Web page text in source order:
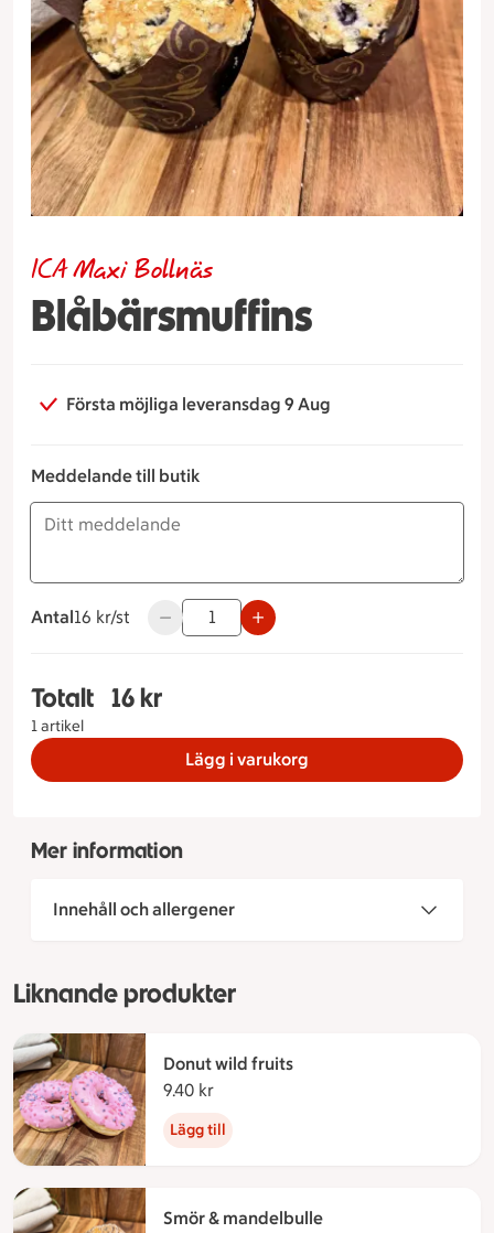
Blåbärsmuffins
ICA Maxi Bollnäs
Första möjliga leveransdag 9 Aug
Meddelande till butik
Antal
16 kronor styck
16 kr/st Använd knapparna för att minska eller
Totalt
1 artikel
Totalt 1 stycken Blåbärsmuffins, 16 kronor
16 kr
Lägg i varukorg
Mer information
Innehåll och allergener
Liknande produkter
Donut wild fruits
9.40 kr
Lägg till
Smör & mandelbulle